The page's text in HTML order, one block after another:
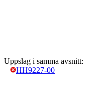
Uppslag i samma avsnitt:
HH9227-00